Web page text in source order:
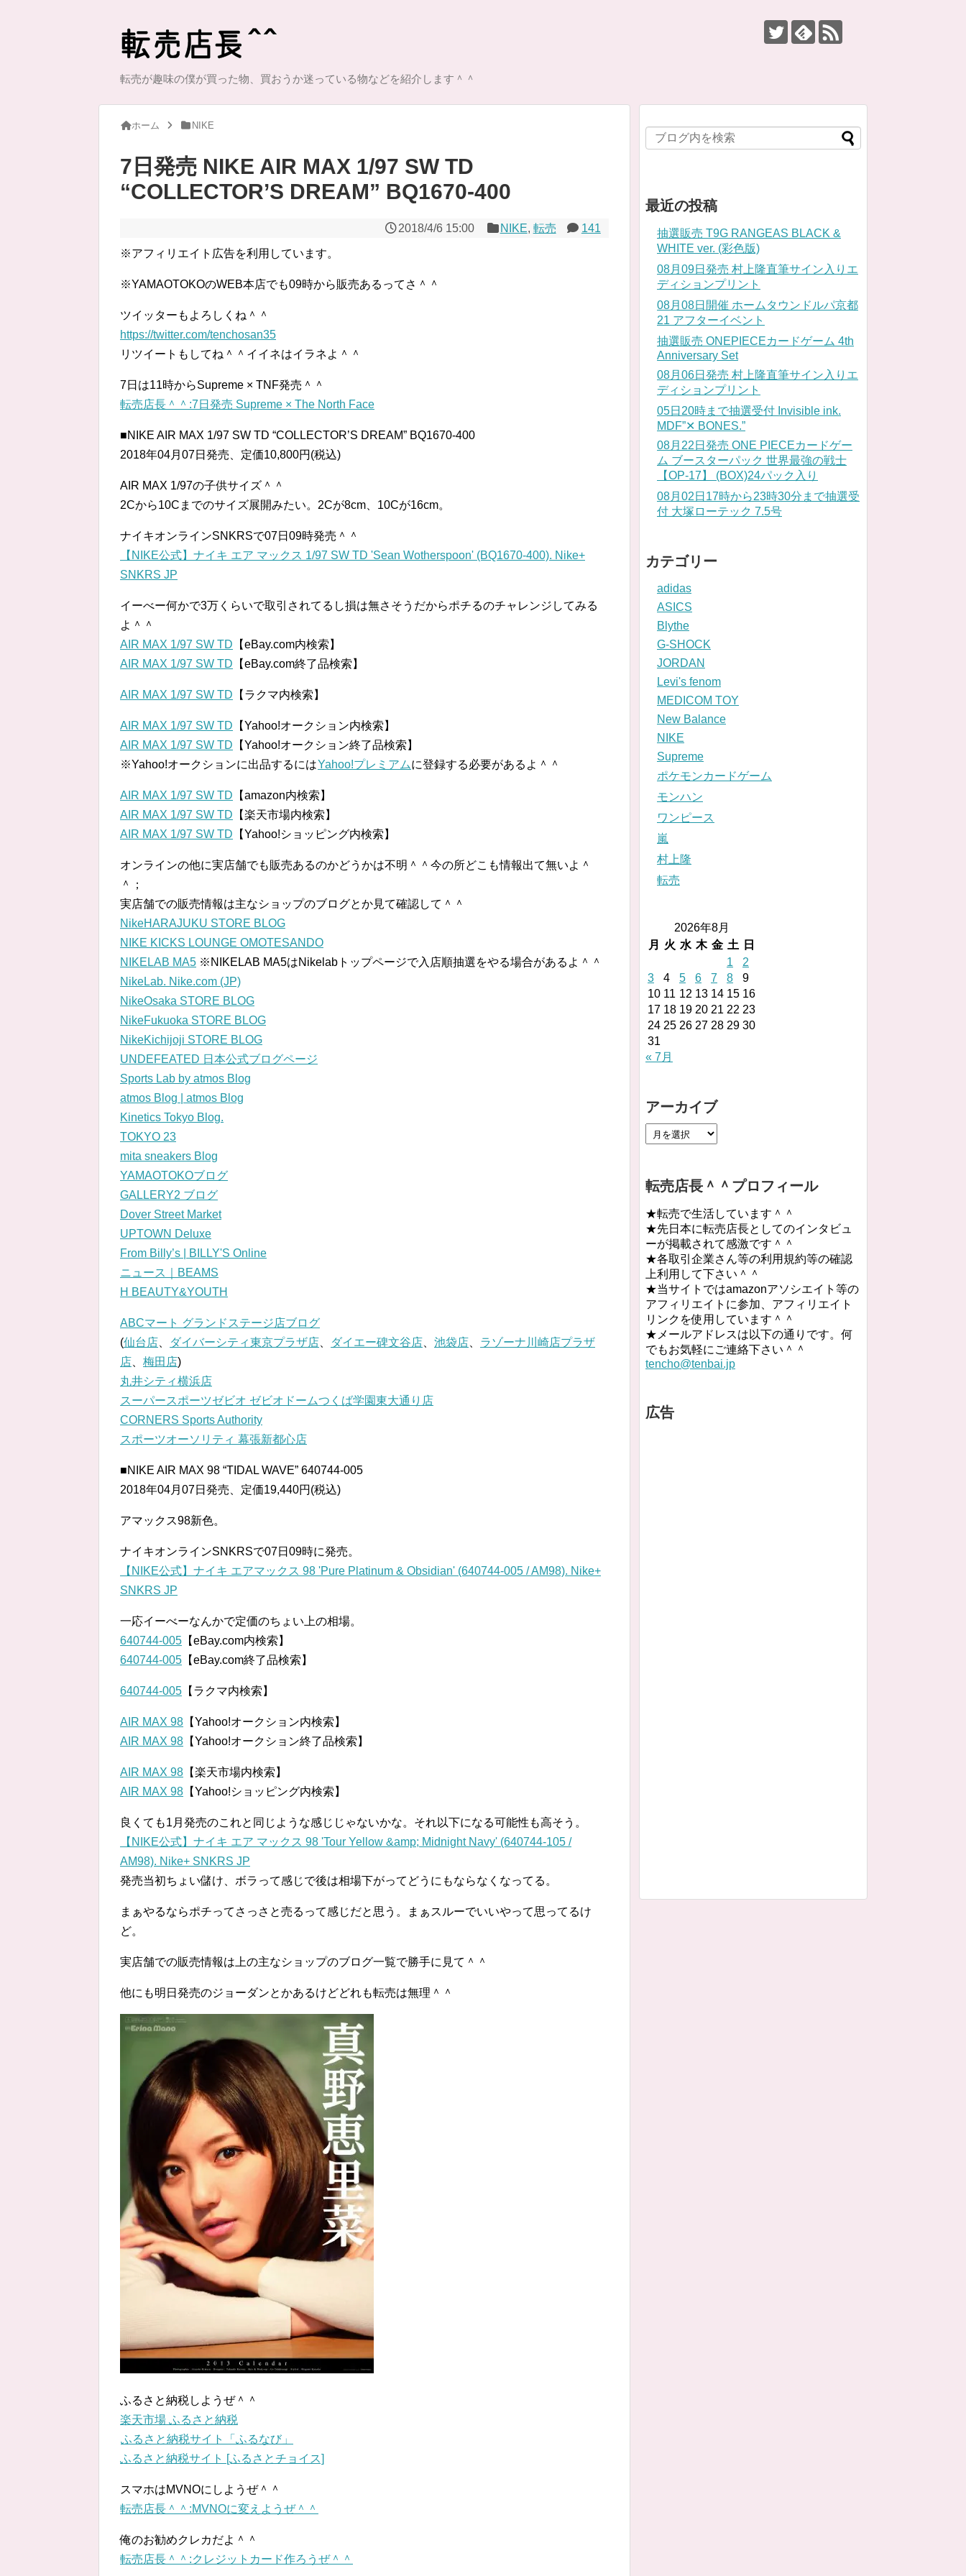
転売が趣味の僕が買った物、買おうか迷っている物などを紹介します＾＾
ホーム NIKE
7日発売 NIKE AIR MAX 1/97 SW TD
“COLLECTOR’S DREAM” BQ1670-400
2018/4/6 15:00 NIKE, 転売 141
※アフィリエイト広告を利用しています。
※YAMAOTOKOのWEB本店でも09時から販売あるってさ＾＾
ツイッターもよろしくね＾＾
https://twitter.com/tenchosan35
リツイートもしてね＾＾イイネはイラネよ＾＾
7日は11時からSupreme × TNF発売＾＾
転売店長＾＾:7日発売 Supreme × The North Face
■NIKE AIR MAX 1/97 SW TD “COLLECTOR’S DREAM” BQ1670-400
2018年04月07日発売、定価10,800円(税込)
AIR MAX 1/97の子供サイズ＾＾
2Cから10Cまでのサイズ展開みたい。2Cが8cm、10Cが16cm。
ナイキオンラインSNKRSで07日09時発売＾＾
【NIKE公式】ナイキ エア マックス 1/97 SW TD 'Sean Wotherspoon' (BQ1670-400). Nike⁠+
SNKRS JP
イーべー何かで3万くらいで取引されてるし損は無さそうだからポチるのチャレンジしてみる
よ＾＾
AIR MAX 1/97 SW TD 【eBay.com内検索】
AIR MAX 1/97 SW TD 【eBay.com終了品検索】
AIR MAX 1/97 SW TD 【ラクマ内検索】
AIR MAX 1/97 SW TD 【Yahoo!オークション内検索】
AIR MAX 1/97 SW TD 【Yahoo!オークション終了品検索】
※Yahoo!オークションに出品するにはYahoo!プレミアムに登録する必要があるよ＾＾
AIR MAX 1/97 SW TD 【amazon内検索】
AIR MAX 1/97 SW TD 【楽天市場内検索】
AIR MAX 1/97 SW TD 【Yahoo!ショッピング内検索】
オンラインの他に実店舗でも販売あるのかどうかは不明＾＾今の所どこも情報出て無いよ＾
＾；
実店舗での販売情報は主なショップのブログとか見て確認して＾＾
NikeHARAJUKU STORE BLOG
NIKE KICKS LOUNGE OMOTESANDO
NIKELAB MA5 ※NIKELAB MA5はNikelabトップページで入店順抽選をやる場合があるよ＾＾
NikeLab. Nike.com (JP)
NikeOsaka STORE BLOG
NikeFukuoka STORE BLOG
NikeKichijoji STORE BLOG
UNDEFEATED 日本公式ブログページ
Sports Lab by atmos Blog
atmos Blog | atmos Blog
Kinetics Tokyo Blog.
TOKYO 23
mita sneakers Blog
YAMAOTOKOブログ
GALLERY2 ブログ
Dover Street Market
UPTOWN Deluxe
From Billy’s | BILLY'S Online
ニュース｜BEAMS
H BEAUTY&YOUTH
ABCマート グランドステージ店ブログ
(仙台店 ダイバーシティ東京プラザ店 ダイエー碑文谷店 池袋店
ラゾーナ川崎店プラザ
店
梅田店)
丸井シティ横浜店
スーパースポーツゼビオ ゼビオドームつくば学園東大通り店
CORNERS Sports Authority
スポーツオーソリティ 幕張新都心店
■NIKE AIR MAX 98 “TIDAL WAVE” 640744-005
2018年04月07日発売、定価19,440円(税込)
アマックス98新色。
ナイキオンラインSNKRSで07日09時に発売。
【NIKE公式】ナイキ エアマックス 98 'Pure Platinum & Obsidian' (640744-005 / AM98). Nike⁠+
SNKRS JP
一応イーべーなんかで定価のちょい上の相場。
640744-005 【eBay.com内検索】
640744-005 【eBay.com終了品検索】
640744-005 【ラクマ内検索】
AIR MAX 98 【Yahoo!オークション内検索】
AIR MAX 98 【Yahoo!オークション終了品検索】
AIR MAX 98 【楽天市場内検索】
AIR MAX 98 【Yahoo!ショッピング内検索】
良くても1月発売のこれと同じような感じじゃないかな。それ以下になる可能性も高そう。
【NIKE公式】ナイキ エア マックス 98 'Tour Yellow &amp; Midnight Navy' (640744-105 /
AM98). Nike⁠+ SNKRS JP
発売当初ちょい儲け、ボラって感じで後は相場下がってどうにもならなくなってる。
まぁやるならポチってさっさと売るって感じだと思う。まぁスルーでいいやって思ってるけ
ど。
実店舗での販売情報は上の主なショップのブログ一覧で勝手に見て＾＾
他にも明日発売のジョーダンとかあるけどどれも転売は無理＾＾
ふるさと納税しようぜ＾＾
楽天市場 ふるさと納税
ふるさと納税サイト「ふるなび」
ふるさと納税サイト [ふるさとチョイス]
スマホはMVNOにしようぜ＾＾
転売店長＾＾:MVNOに変えようぜ＾＾
俺のお勧めクレカだよ＾＾
転売店長＾＾:クレジットカード作ろうぜ＾＾
最近の投稿
抽選販売 T9G RANGEAS BLACK &
WHITE ver. (彩色版)
08月09日発売 村上隆直筆サイン入りエ
ディションプリント
08月08日開催 ホームタウンドルパ京都
21 アフターイベント
抽選販売 ONEPIECEカードゲーム 4th
Anniversary Set
08月06日発売 村上隆直筆サイン入りエ
ディションプリント
05日20時まで抽選受付 Invisible ink.
MDF”✕ BONES.”
08月22日発売 ONE PIECEカードゲー
ム ブースターパック 世界最強の戦士
【OP-17】 (BOX)24パック入り
08月02日17時から23時30分まで抽選受
付 大塚ローテック 7.5号
カテゴリー
adidas
ASICS
Blythe
G-SHOCK
JORDAN
Levi's fenom
MEDICOM TOY
New Balance
NIKE
Supreme
ポケモンカードゲーム
モンハン
ワンピース
嵐
村上隆
転売
2026年8月
月
火 水 木 金 土
日
1
2
3
4 5 6 7 8
9
10 11 12 13 14 15 16
17 18 19 20 21 22 23
24 25 26 27 28 29 30
31
« 7月
アーカイブ
転売店長＾＾プロフィール
★転売で生活しています＾＾
★先日本に転売店長としてのインタビュ
ーが掲載されて感激です＾＾
★各取引企業さん等の利用規約等の確認
上利用して下さい＾＾
★当サイトではamazonアソシエイト等の
アフィリエイトに参加、アフィリエイト
リンクを使用しています＾＾
★メールアドレスは以下の通りです。何
でもお気軽にご連絡下さい＾＾
tencho@tenbai.jp
広告